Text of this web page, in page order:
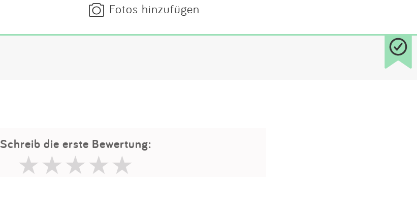
Fotos hinzufügen
Schreib die erste Bewertung: